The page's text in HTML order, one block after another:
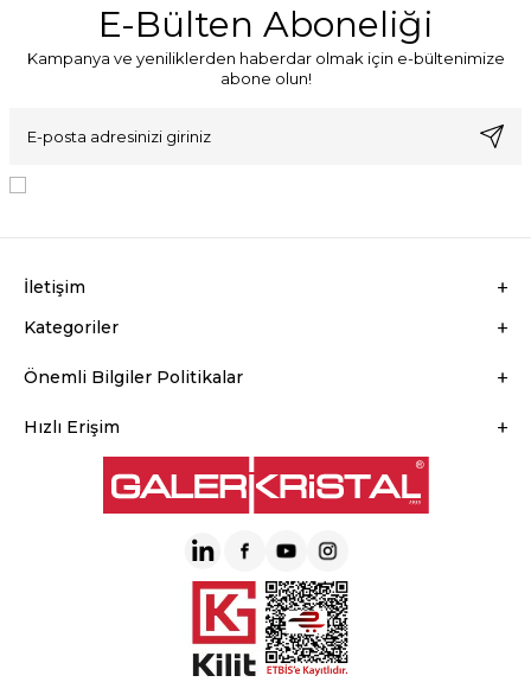
E-Bülten Aboneliği
Kampanya ve yeniliklerden haberdar olmak için e-bültenimize
abone olun!
İletişim
Kategoriler
Önemli Bilgiler Politikalar
Hızlı Erişim